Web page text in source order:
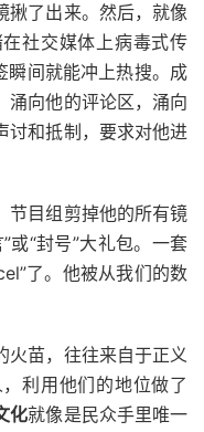
揪了出来。然后，就像
社交媒体上病毒式传
瞬间就能冲上热搜。成
涌向他的评论区，涌向
讨和抵制，要求对他进
节目组剪掉他的所有镜
或“封号”大礼包。一套
了。他被从我们的数
火苗，往往来自于正义
利用他们的地位做了
化就像是民众手里唯一